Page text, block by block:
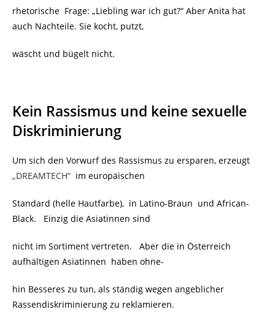
rhetorische Frage: „Liebling war ich gut?“ Aber Anita hat
auch Nachteile. Sie kocht, putzt,
wäscht und bügelt nicht.
Kein Rassismus und keine sexuelle
Diskriminierung
Um sich den Vorwurf des Rassismus zu ersparen, erzeugt
„DREAMTECH“ im europäischen
Standard (helle Hautfarbe), in Latino-Braun und African-
Black. Einzig die Asiatinnen sind
nicht im Sortiment vertreten. Aber die in Österreich
aufhältigen Asiatinnen haben ohne-
hin Besseres zu tun, als ständig wegen angeblicher
Rassendiskriminierung zu reklamieren.